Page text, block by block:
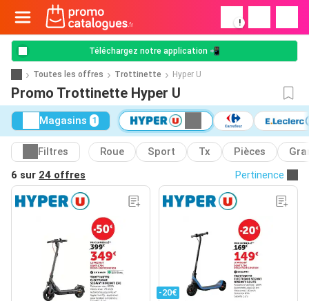
!
Téléchargez notre application 📲
Toutes les offres Trottinette Hyper U
Promo Trottinette Hyper U
Magasins 1
Filtres Roue Sport Tx Pièces
6 sur 24 offres Pertinence
-20€